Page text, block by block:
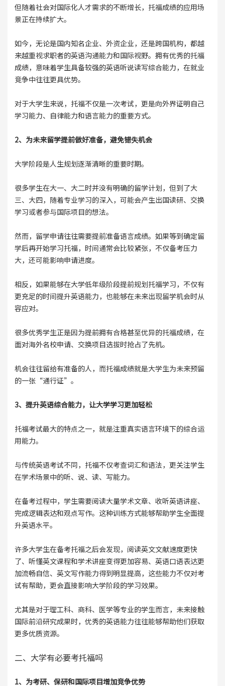
但随着社会对国际化人才需求的不断增长，托福成绩的应用场
景正在持续扩大。
如今，无论是国内知名企业、外资企业，还是跨国机构，都越
来越重视求职者的英语沟通能力和国际视野。拥有优秀的托福
成绩，意味着学生具备较强的英语听说读写综合能力，在就业
竞争中往往更具优势。
对于大学生来说，托福不仅是一次考试，更是向外界证明自己
学习能力、自律能力和语言能力的重要方式。
2、为未来留学提前做好准备，避免错失机会
大学阶段是人生规划逐渐清晰的重要时期。
很多学生在大一、大二时并没有明确的留学计划，但到了大
三、大四，随着专业学习的深入，可能会产生出国读研、交换
学习或者参与国际项目的想法。
然而，留学申请往往需要提前准备语言成绩。如果等到确定留
学后再开始学习托福，时间通常会比较紧张，不仅备考压力
大，还可能影响申请进度。
相反，如果能够在大学低年级阶段提前规划托福学习，不仅有
更充足的时间提升英语能力，也能够在未来出现留学机会时从
容应对。
很多优秀学生正是因为提前拥有合格甚至优异的托福成绩，在
面对海外名校申请、交换项目选拔时抢占了先机。
机会往往留给有准备的人，而托福成绩就是大学生为未来预留
的一张“通行证”。
3、提升英语综合能力，让大学学习更加轻松
托福考试最大的特点之一，就是注重真实语言环境下的综合运
用能力。
与传统英语考试不同，托福不仅考查词汇和语法，更关注学生
在学术场景中的听、说、读、写能力。
在备考过程中，学生需要阅读大量学术文章、收听英语讲座、
完成逻辑表达和观点写作。这种训练方式能够帮助学生全面提
升英语水平。
许多大学生在备考托福之后会发现，阅读英文文献速度更快
了、听懂英文课程和学术讲座变得更加容易、英语口语表达更
加流畅自信、英文写作能力得到明显提高，这些能力不仅对考
试有帮助，更会直接影响大学阶段的学习效果。
尤其是对于理工科、商科、医学等专业的学生而言，未来接触
国际前沿研究成果时，优秀的英语能力往往能够帮助他们获取
更多优质资源。
二、大学有必要考托福吗
1、为考研、保研和国际项目增加竞争优势